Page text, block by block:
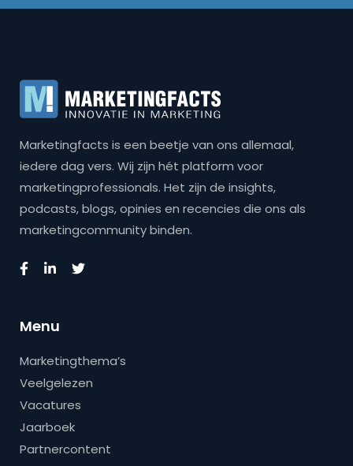
Marketingfacts is een beetje van ons allemaal,
iedere dag vers. Wij zijn hét platform voor
marketingprofessionals. Het zijn de insights,
podcasts, blogs, opinies en recencies die ons als
marketingcommunity binden.
Menu
Marketingthema’s
Veelgelezen
Vacatures
Jaarboek
Partnercontent